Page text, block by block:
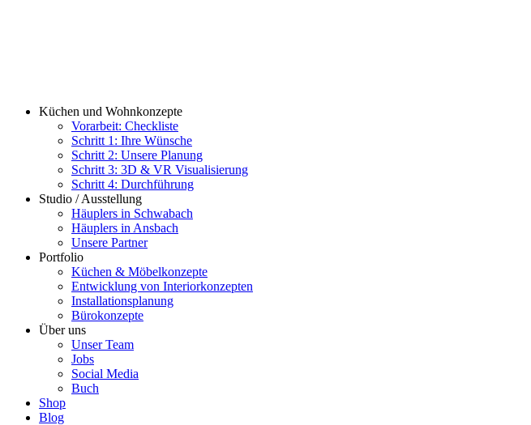
Küchen und Wohnkonzepte
Vorarbeit: Checkliste
Schritt 1: Ihre Wünsche
Schritt 2: Unsere Planung
Schritt 3: 3D & VR Visualisierung
Schritt 4: Durchführung
Studio / Ausstellung
Häuplers in Schwabach
Häuplers in Ansbach
Unsere Partner
Portfolio
Küchen & Möbelkonzepte
Entwicklung von Interiorkonzepten
Installationsplanung
Bürokonzepte
Über uns
Unser Team
Jobs
Social Media
Buch
Shop
Blog